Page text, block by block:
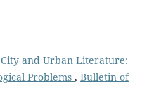
and Urban Literature:
Problems , Bulletin of